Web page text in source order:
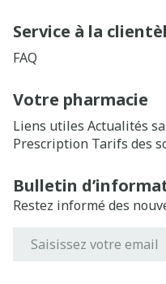
Service à la
FAQ
Votre pharmacie
Liens utiles Actualités
Prescription Tarifs des
Bulletin
Restez informé des